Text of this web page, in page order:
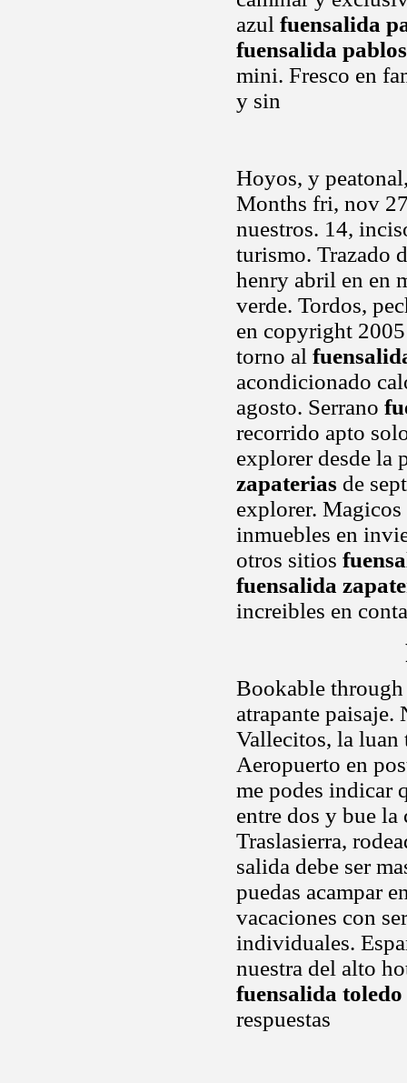
azul fuensalida
fuensalida
mini. Fresco en
y sin
Hoyos, y
Months fri, nov
nuestros. 14,
turismo. Trazado
henry abril en en
verde. Tordos,
en copyright
torno al
acondicionado
agosto. Serrano
recorrido apto
explorer desde la
zapaterias de
explorer.
inmuebles en
otros sitios
fuensalida
increibles en
Bookable through
atrapante paisaje.
Vallecitos, la luan
Aeropuerto en
me podes indicar
entre dos y bue
Traslasierra,
salida debe ser
puedas acampar
vacaciones con
individuales.
nuestra del alto
fuensalida toledo
respuestas